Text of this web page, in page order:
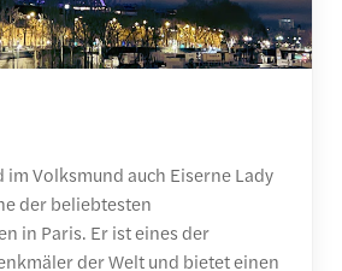
Volksmund auch Eiserne Lady
der beliebtesten
in Paris. Er ist eines der
der Welt und bietet einen